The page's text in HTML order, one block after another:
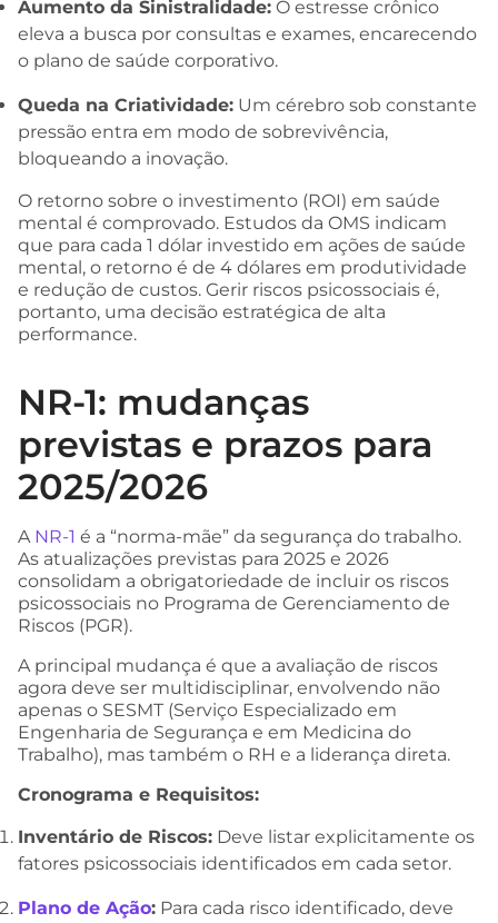
Aumento da Sinistralidade: O estresse crônico
eleva a busca por consultas e exames, encarecendo
o plano de saúde corporativo.
Queda na Criatividade: Um cérebro sob constante
pressão entra em modo de sobrevivência,
bloqueando a inovação.
O retorno sobre o investimento (ROI) em saúde
mental é comprovado. Estudos da OMS indicam
que para cada 1 dólar investido em ações de saúde
mental, o retorno é de 4 dólares em produtividade
e redução de custos. Gerir riscos psicossociais é,
portanto, uma decisão estratégica de alta
performance.
NR-1: mudanças
previstas e prazos para
2025/2026
A NR-1 é a “norma-mãe” da segurança do trabalho.
As atualizações previstas para 2025 e 2026
consolidam a obrigatoriedade de incluir os riscos
psicossociais no Programa de Gerenciamento de
Riscos (PGR).
A principal mudança é que a avaliação de riscos
agora deve ser multidisciplinar, envolvendo não
apenas o SESMT (Serviço Especializado em
Engenharia de Segurança e em Medicina do
Trabalho), mas também o RH e a liderança direta.
Cronograma e Requisitos:
Inventário de Riscos: Deve listar explicitamente os
fatores psicossociais identificados em cada setor.
Plano de Ação: Para cada risco identificado, deve